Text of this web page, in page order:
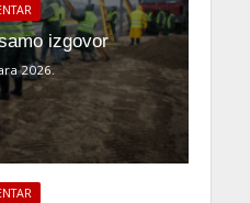
izgovor
2026.